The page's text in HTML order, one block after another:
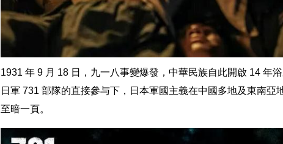
1931 年 9 月 18 日，九一八事變爆發，中華民族自此開啟 14 年
日軍 731 部隊的直接參与下，日本軍國主義在中國多地及東南亞
至暗一頁。